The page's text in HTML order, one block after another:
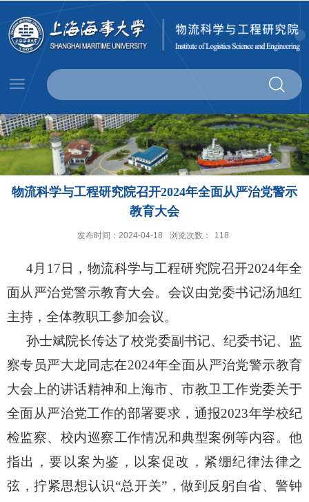
物流科学与工程研究院召开2024年全面从严治党警示
教育大会
发布时间：2024-04-18 浏览次数： 118
4月17日，物流科学与工程研究院召开2024年全
面从严治党警示教育大会。会议由党委书记汤旭红
主持，全体教职工参加会议。
孙士斌院长传达了校党委副书记、纪委书记、监
察专员严大龙同志在2024年全面从严治党警示教育
大会上的讲话精神和上海市、市教卫工作党委关于
全面从严治党工作的部署要求，通报2023年学校纪
检监察、校内巡察工作情况和典型案例等内容。他
指出，要以案为鉴，以案促改，紧绷纪律法律之
弦，拧紧思想认识“总开关”，做到反躬自省、警钟